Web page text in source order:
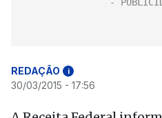
REDAÇÃO i
30/03/2015 - 17:56